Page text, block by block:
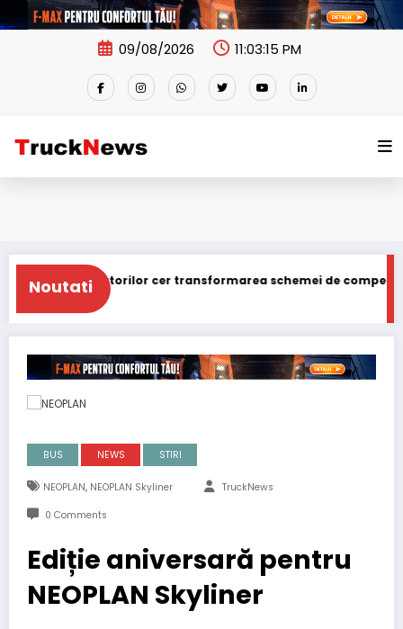
Skip
to
09/08/2026 11:03:16 PM
Noutati
cer transformarea schemei de compensare a accizei în
BUS NEWS STIRI
NEOPLAN, NEOPLAN Skyliner TruckNews
0 Comments
Ediție aniversară pentru
NEOPLAN Skyliner